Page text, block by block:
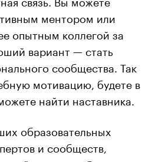
ментором или
опытным коллегой за
вариант — стать
сообщества. Так
мотивацию, будете в
найти наставника.
образовательных
и сообществ,